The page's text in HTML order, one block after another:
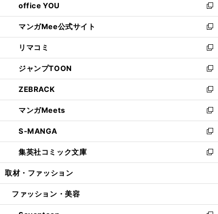
く
で
開
く
ィ
ン
ド
ウ
で
開
く
い
ウ
ィ
ン
ド
ウ
で
開
く
office YOU
新
し
い
ウ
ィ
ン
ド
ウ
で
開
く
マンガMee公式サイト
新
し
い
ウ
ィ
ン
ド
ウ
で
開
く
リマコミ
新
し
い
ウ
ィ
ン
ド
ウ
で
開
く
ジャンプTOON
新
し
い
ウ
ィ
ン
ド
ウ
で
開
ZEBRACK
新
し
い
ウ
ィ
ン
ド
ウ
開
マンガMeets
新
し
い
ウ
ィ
ン
ウ
開
S-MANGA
新
し
い
ウ
ン
ウ
集英社コミック文庫
新
し
ウ
ン
取材・ファッション
ファッション・美容